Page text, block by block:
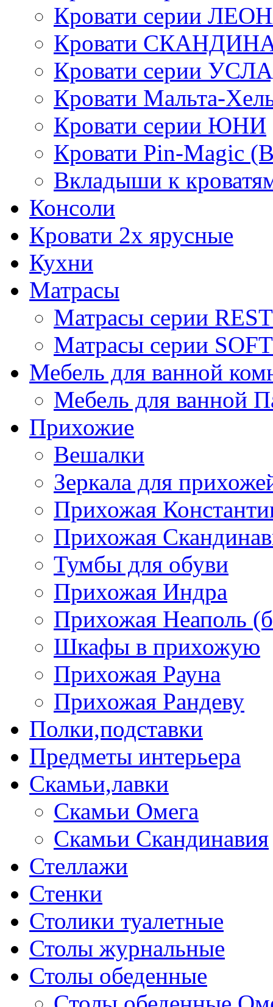
Кровати серии
Кровати
Кровати серии
Кровати Мальта-
Кровати серии ЮНИ
Кровати Pin-Magic
Вкладыши к
Консоли
Кровати 2х ярусные
Кухни
Матрасы
Матрасы серии REST
Матрасы серии SOFT
Мебель для ванной
Мебель для ванной
Прихожие
Вешалки
Зеркала для
Прихожая
Прихожая
Тумбы для обуви
Прихожая Индра
Прихожая Неаполь
Шкафы в прихожую
Прихожая Рауна
Прихожая Рандеву
Полки,подставки
Предметы интерьера
Скамьи,лавки
Скамьи Омега
Скамьи Скандинавия
Стеллажи
Стенки
Столики туалетные
Столы журнальные
Столы обеденные